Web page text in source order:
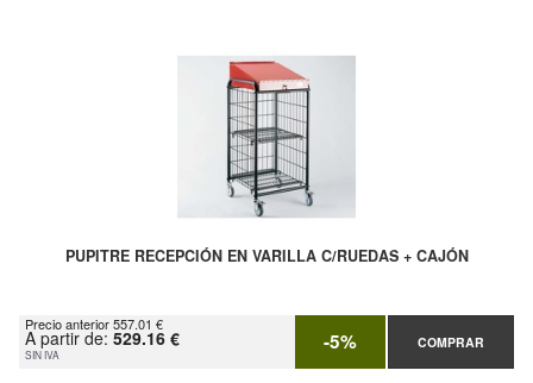
PUPITRE RECEPCIÓN EN VARILLA C/RUEDAS + CAJÓN
Precio anterior 557.01 €
A partir de: 529.16 €
SIN IVA -5% COMPRAR